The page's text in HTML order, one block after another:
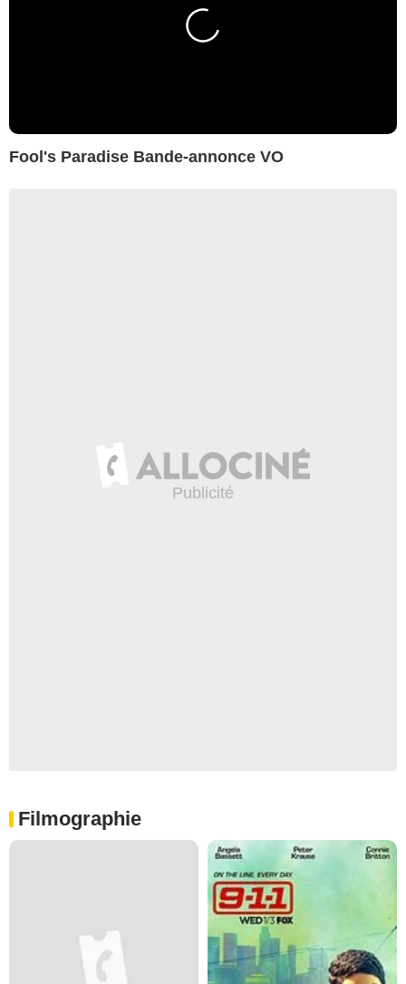
Fool's Paradise Bande-annonce VO
Filmographie